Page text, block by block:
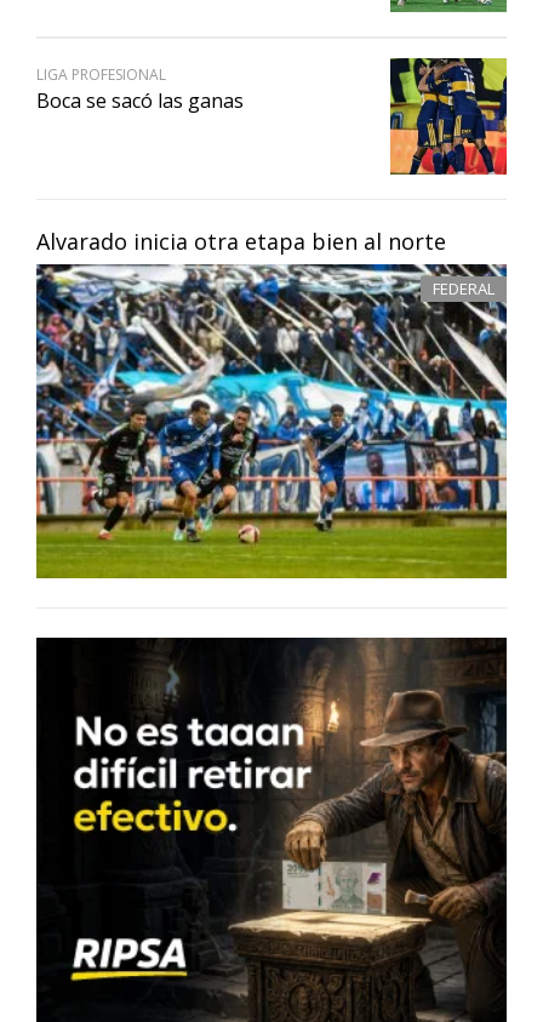
Alvarado inicia otra etapa bien al norte
FEDERAL
LIGA PROFESIONAL
Boca se sacó las ganas